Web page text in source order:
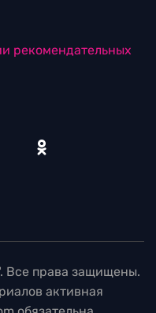
рекомендательных
права защищены.
активная